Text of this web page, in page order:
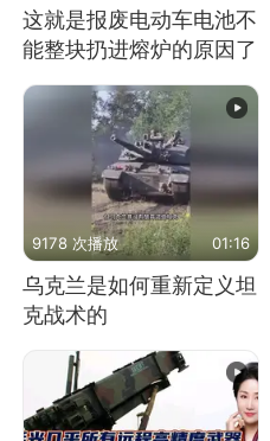
这就是报废电动车电池不
能整块扔进熔炉的原因了
9178 次播放 01:16
乌克兰是如何重新定义坦
克战术的